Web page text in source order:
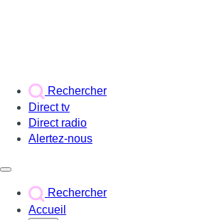
Rechercher
Direct tv
Direct radio
Alertez-nous
Rechercher
Accueil